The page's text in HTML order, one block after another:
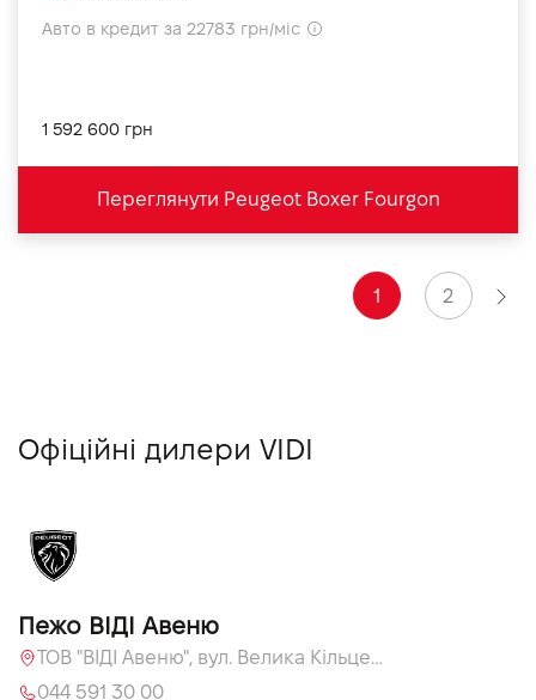
Авто в кредит за 22783 грн/міс
1 592 600 грн
Переглянути Peugeot Boxer Fourgon
1 2
Офіційні дилери VIDI
Пежо ВІДІ Авеню
ТОВ "ВІДІ Авеню", вул. Велика Кільцева, 60, с. Софіївська Борщагівка
044 591 30 00